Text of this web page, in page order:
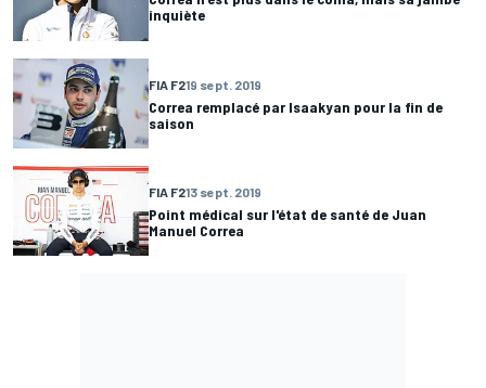
inquiète
FIA F219 sept. 2019
Correa remplacé par Isaakyan pour la fin de
saison
FIA F213 sept. 2019
Point médical sur l'état de santé de Juan
Manuel Correa